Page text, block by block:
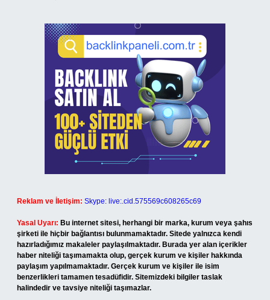
Reklam ve İletişim: Skype: live:.cid.575569c608265c69
Yasal Uyarı: Bu internet sitesi, herhangi bir marka, kurum veya şahıs
şirketi ile hiçbir bağlantısı bulunmamaktadır. Sitede yalnızca kendi
hazırladığımız makaleler paylaşılmaktadır. Burada yer alan içerikler
haber niteliği taşımamakta olup, gerçek kurum ve kişiler hakkında
paylaşım yapılmamaktadır. Gerçek kurum ve kişiler ile isim
benzerlikleri tamamen tesadüfidir. Sitemizdeki bilgiler taslak
halindedir ve tavsiye niteliği taşımazlar.